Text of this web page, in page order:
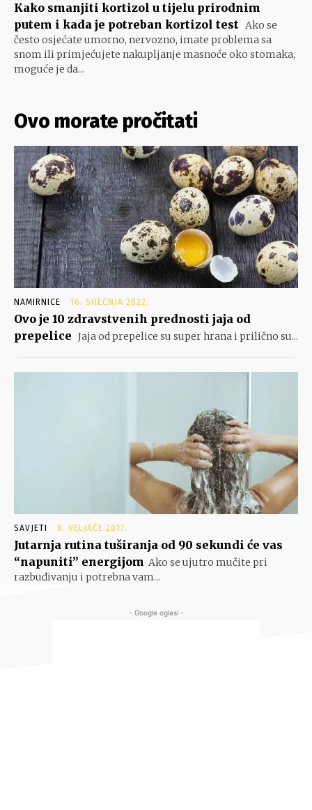
Kako smanjiti kortizol u tijelu prirodnim
putem i kada je potreban kortizol test Ako se
često osjećate umorno, nervozno, imate problema sa
snom ili primjećujete nakupljanje masnoće oko stomaka,
moguće je da...
Ovo morate pročitati
NAMIRNICE 16. SIJEČNJA 2022.
Ovo je 10 zdravstvenih prednosti jaja od
prepelice Jaja od prepelice su super hrana i prilično su...
SAVJETI 8. VELJAČE 2017.
Jutarnja rutina tuširanja od 90 sekundi će vas
“napuniti” energijom Ako se ujutro mučite pri
razbuđivanju i potrebna vam...
- Google oglasi -